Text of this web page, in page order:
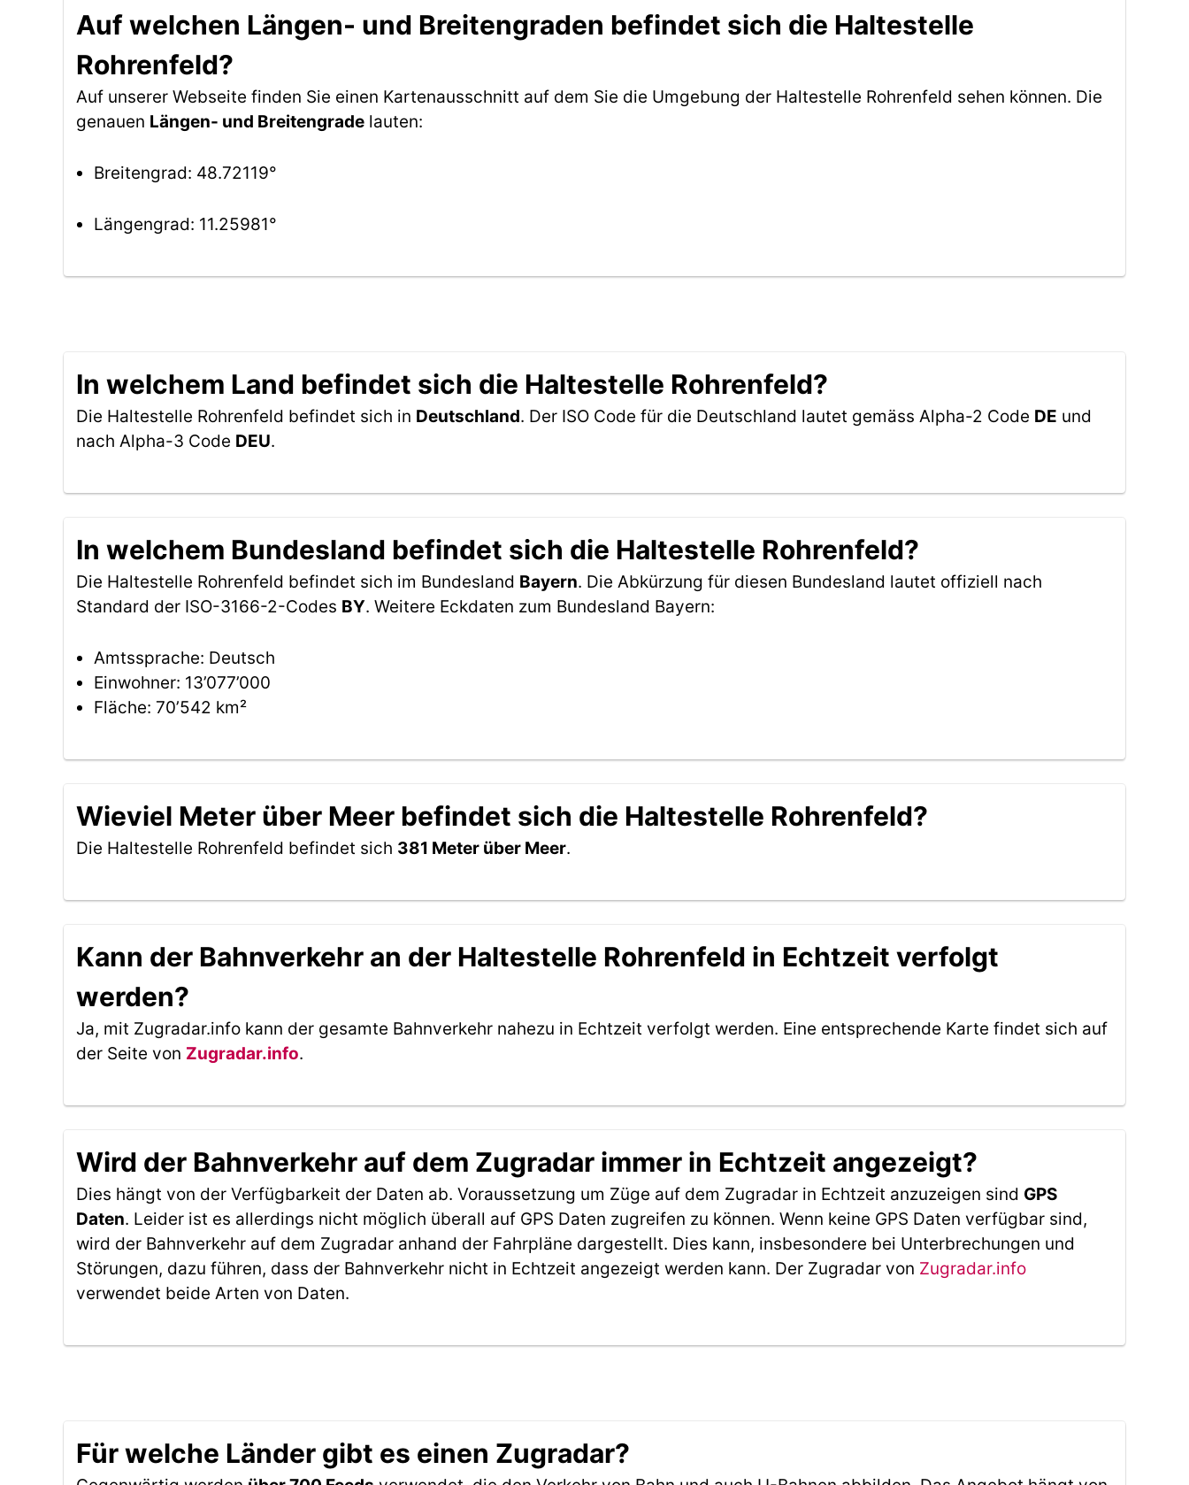
Auf welchen Längen- und Breitengraden befindet sich die Haltestelle
Rohrenfeld?
Auf unserer Webseite finden Sie einen Kartenausschnitt auf dem Sie die Umgebung der Haltestelle Rohrenfeld sehen können. Die
genauen Längen- und Breitengrade lauten:
Breitengrad: 48.72119°
Längengrad: 11.25981°
In welchem Land befindet sich die Haltestelle Rohrenfeld?
Die Haltestelle Rohrenfeld befindet sich in Deutschland. Der ISO Code für die Deutschland lautet gemäss Alpha-2 Code DE und
nach Alpha-3 Code DEU.
In welchem Bundesland befindet sich die Haltestelle Rohrenfeld?
Die Haltestelle Rohrenfeld befindet sich im Bundesland Bayern. Die Abkürzung für diesen Bundesland lautet offiziell nach
Standard der ISO-3166-2-Codes BY. Weitere Eckdaten zum Bundesland Bayern:
Amtssprache: Deutsch
Einwohner: 13’077’000
Fläche: 70’542 km²
Wieviel Meter über Meer befindet sich die Haltestelle Rohrenfeld?
Die Haltestelle Rohrenfeld befindet sich 381 Meter über Meer.
Kann der Bahnverkehr an der Haltestelle Rohrenfeld in Echtzeit verfolgt
werden?
Ja, mit Zugradar.info kann der gesamte Bahnverkehr nahezu in Echtzeit verfolgt werden. Eine entsprechende Karte findet sich auf
der Seite von Zugradar.info.
Wird der Bahnverkehr auf dem Zugradar immer in Echtzeit angezeigt?
Dies hängt von der Verfügbarkeit der Daten ab. Voraussetzung um Züge auf dem Zugradar in Echtzeit anzuzeigen sind GPS
Daten. Leider ist es allerdings nicht möglich überall auf GPS Daten zugreifen zu können. Wenn keine GPS Daten verfügbar sind,
wird der Bahnverkehr auf dem Zugradar anhand der Fahrpläne dargestellt. Dies kann, insbesondere bei Unterbrechungen und
Störungen, dazu führen, dass der Bahnverkehr nicht in Echtzeit angezeigt werden kann. Der Zugradar von Zugradar.info
verwendet beide Arten von Daten.
Für welche Länder gibt es einen Zugradar?